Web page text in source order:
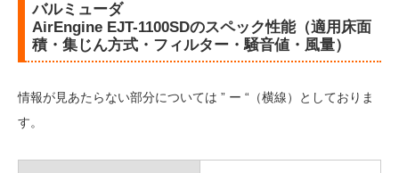
バルミューダ
AirEngine EJT-1100SDのスペック性能（適用床面
積・集じん方式・フィルター・騒音値・風量）
情報が見あたらない部分については ” ー “（横線）としておりま
す。